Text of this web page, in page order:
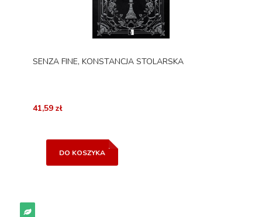
SENZA FINE, KONSTANCJA STOLARSKA
41,59 zł
DO KOSZYKA